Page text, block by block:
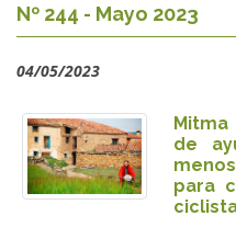
Nº 244 - Mayo 2023
04/05/2023
de
para